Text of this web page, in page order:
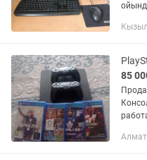
Gb Ойындарымен Gta 5,Call of duty 2,
85